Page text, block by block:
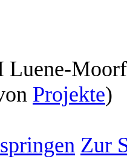
Luene-
Projekte)
Zur